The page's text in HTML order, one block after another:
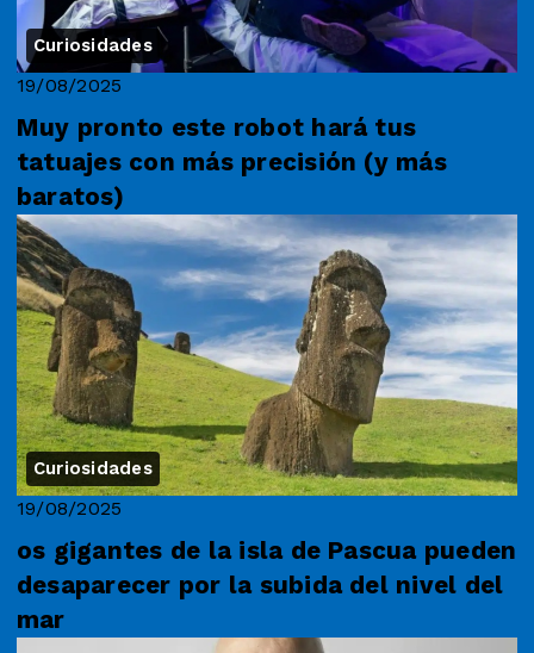
Curiosidades
19/08/2025
Muy pronto este robot hará tus
tatuajes con más precisión (y más
baratos)
Curiosidades
19/08/2025
os gigantes de la isla de Pascua pueden
desaparecer por la subida del nivel del
mar